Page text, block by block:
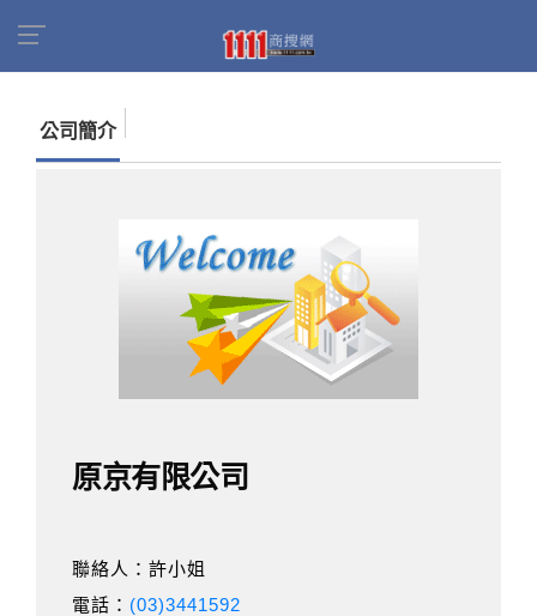
公司簡介
原京有限公司
聯絡人：許小姐
電話： (03)3441592